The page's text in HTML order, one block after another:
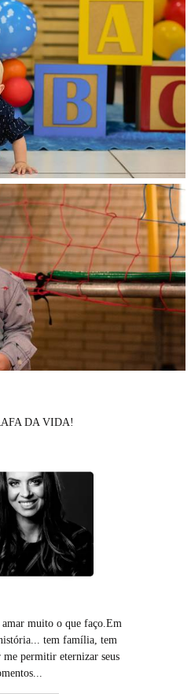
DA VIDA!
muito o que faço.Em
tem família, tem
permitir eternizar seus